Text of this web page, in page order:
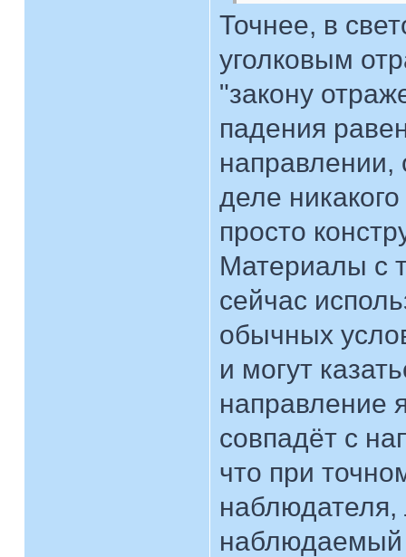
Точнее, в
уголковым
"закону
падения
направлении,
деле
просто
Материалы с
сейчас
обычных
и могут
направление
совпадёт с
что при
наблюдателя,
наблюдаемый